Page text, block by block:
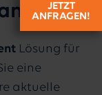
Lösung für
eine
aktuelle
JETZT
ANFRAGEN!